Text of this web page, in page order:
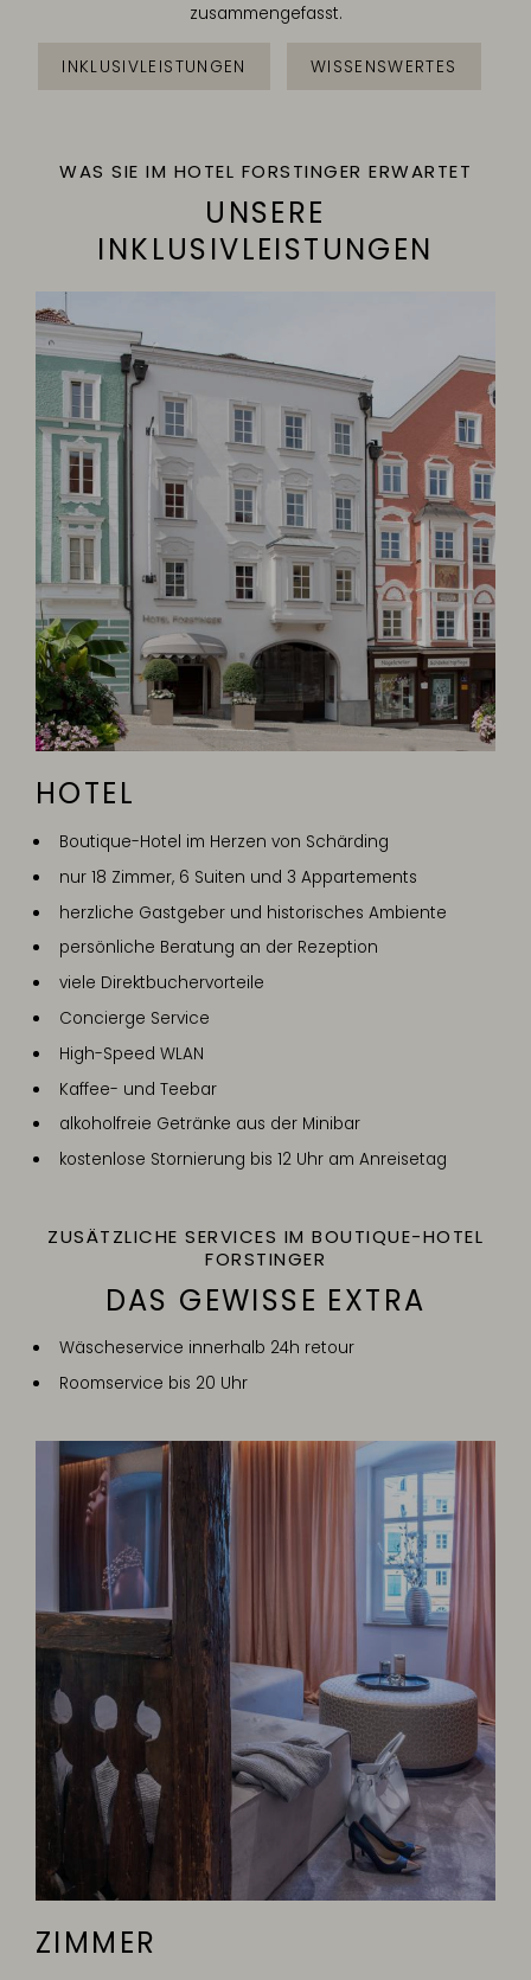
zusammengefasst.
INKLUSIVLEISTUNGEN WISSENSWERTES
WAS SIE IM HOTEL FORSTINGER ERWARTET
UNSERE
INKLUSIVLEISTUNGEN
HOTEL
Boutique-Hotel im Herzen von Schärding
nur 18 Zimmer, 6 Suiten und 3 Appartements
herzliche Gastgeber und historisches Ambiente
persönliche Beratung an der Rezeption
viele Direktbuchervorteile
Concierge Service
High-Speed WLAN
Kaffee- und Teebar
alkoholfreie Getränke aus der Minibar
kostenlose Stornierung bis 12 Uhr am Anreisetag
ZUSÄTZLICHE SERVICES IM BOUTIQUE-HOTEL
FORSTINGER
DAS GEWISSE EXTRA
Wäscheservice innerhalb 24h retour
Roomservice bis 20 Uhr
ZIMMER